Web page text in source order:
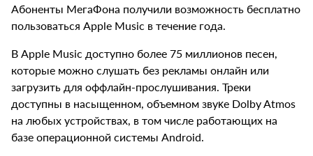
Абоненты МегаФона получили возможность бесплатно
пользоваться Apple Music в течение года.
В Apple Music доступно более 75 миллионов песен,
которые можно слушать без рекламы онлайн или
загрузить для оффлайн-прослушивания. Треки
доступны в насыщенном, объемном звуĸе Dolby Atmos
на любых устройствах, в том числе работающих на
базе операционной системы Android.